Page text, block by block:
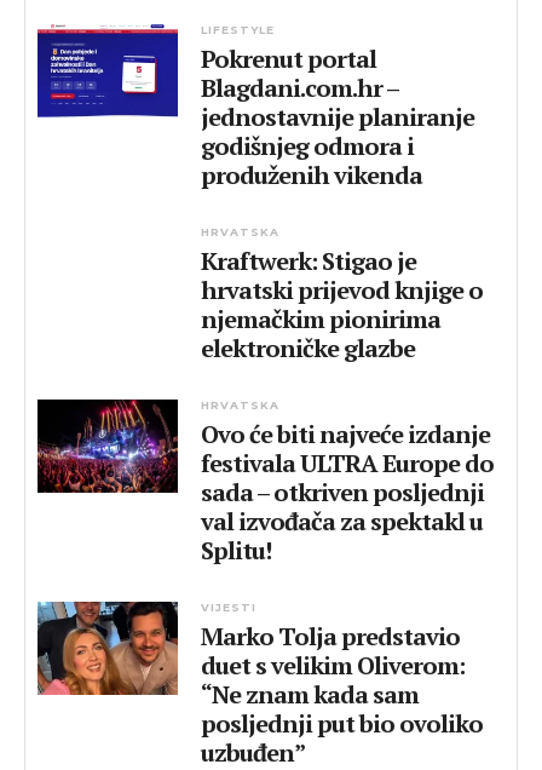
LIFESTYLE
Pokrenut portal
Blagdani.com.hr –
jednostavnije planiranje
godišnjeg odmora i
produženih vikenda
HRVATSKA
Kraftwerk: Stigao je
hrvatski prijevod knjige o
njemačkim pionirima
elektroničke glazbe
HRVATSKA
Ovo će biti najveće izdanje
festivala ULTRA Europe do
sada – otkriven posljednji
val izvođača za spektakl u
Splitu!
VIJESTI
Marko Tolja predstavio
duet s velikim Oliverom:
“Ne znam kada sam
posljednji put bio ovoliko
uzbuđen”